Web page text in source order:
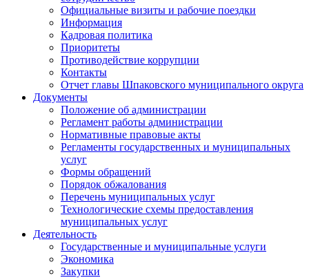
Официальные визиты и рабочие поездки
Информация
Кадровая политика
Приоритеты
Противодействие коррупции
Контакты
Отчет главы Шпаковского муниципального округа
Документы
Положение об администрации
Регламент работы администрации
Нормативные правовые акты
Регламенты государственных и муниципальных
услуг
Формы обращений
Порядок обжалования
Перечень муниципальных услуг
Технологические схемы предоставления
муниципальных услуг
Деятельность
Государственные и муниципальные услуги
Экономика
Закупки